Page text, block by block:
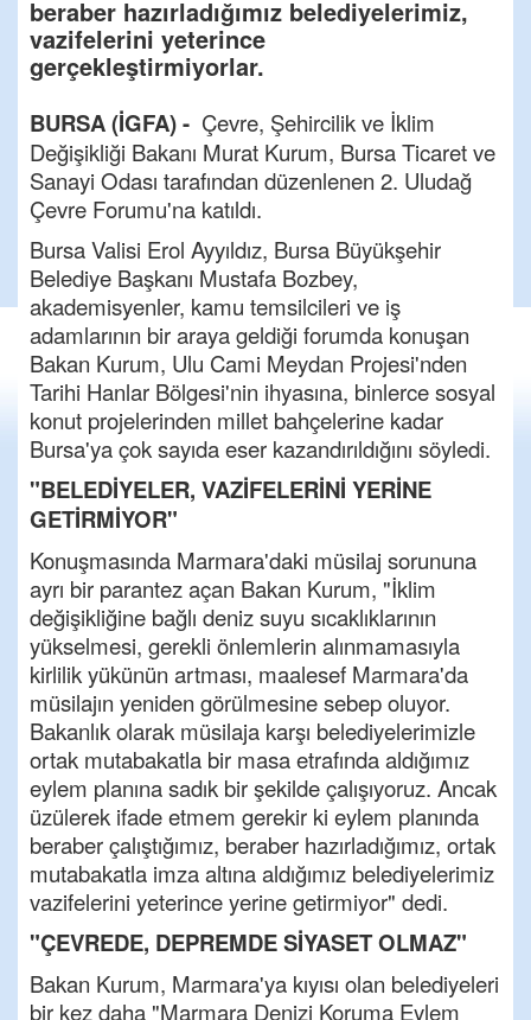
beraber hazırladığımız belediyelerimiz,
vazifelerini yeterince
gerçekleştirmiyorlar.
BURSA (İGFA) - Çevre, Şehircilik ve İklim
Değişikliği Bakanı Murat Kurum, Bursa Ticaret ve
Sanayi Odası tarafından düzenlenen 2. Uludağ
Çevre Forumu'na katıldı.
Bursa Valisi Erol Ayyıldız, Bursa Büyükşehir
Belediye Başkanı Mustafa Bozbey,
akademisyenler, kamu temsilcileri ve iş
adamlarının bir araya geldiği forumda konuşan
Bakan Kurum, Ulu Cami Meydan Projesi'nden
Tarihi Hanlar Bölgesi'nin ihyasına, binlerce sosyal
konut projelerinden millet bahçelerine kadar
Bursa'ya çok sayıda eser kazandırıldığını söyledi.
"BELEDİYELER, VAZİFELERİNİ YERİNE
GETİRMİYOR"
Konuşmasında Marmara'daki müsilaj sorununa
ayrı bir parantez açan Bakan Kurum, "İklim
değişikliğine bağlı deniz suyu sıcaklıklarının
yükselmesi, gerekli önlemlerin alınmamasıyla
kirlilik yükünün artması, maalesef Marmara'da
müsilajın yeniden görülmesine sebep oluyor.
Bakanlık olarak müsilaja karşı belediyelerimizle
ortak mutabakatla bir masa etrafında aldığımız
eylem planına sadık bir şekilde çalışıyoruz. Ancak
üzülerek ifade etmem gerekir ki eylem planında
beraber çalıştığımız, beraber hazırladığımız, ortak
mutabakatla imza altına aldığımız belediyelerimiz
vazifelerini yeterince yerine getirmiyor" dedi.
"ÇEVREDE, DEPREMDE SİYASET OLMAZ"
Bakan Kurum, Marmara'ya kıyısı olan belediyeleri
bir kez daha "Marmara Denizi Koruma Eylem